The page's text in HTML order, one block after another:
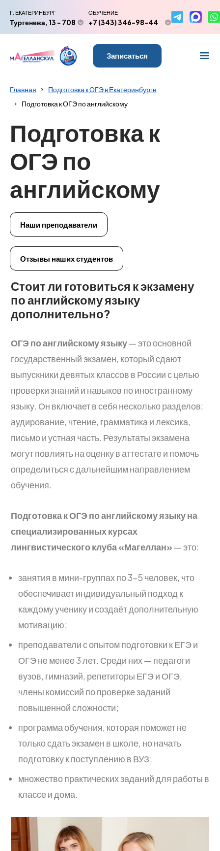
Г. ЕКАТЕРИНБУРГ
Тургенева, 13 - 708
ОБУЧЕНИЕ
+7 (343) 346-98-44
Записаться
Главная
Подготовка к ОГЭ в Екатеринбурге
Подготовка к ОГЭ по английскому
Подготовка к
ОГЭ по
английскому
Наши преподаватели
Отзывы наших студентов
Стоит ли готовиться к экзамену
по английскому языку
дополнительно?
ОГЭ по английскому языку— это основной
государственный экзамен, который сдают
выпускники девятых классов в России с целью
проверки знаний и навыков по иностранному
языку. Он включает в себя несколько разделов:
аудирование, чтение, грамматика и лексика,
письмо и устная часть. Результаты экзамена
могут повлиять на оценку в аттестате и помочь
определиться с дальнейшим направлением
обучения.
Подготовка к ОГЭ по английскому языкуна
специализированных курсах
лингвистического клуба «Магеллан» — это:
занятия в мини-группах по 3–5 человек, что
обеспечивает индивидуальный подход к
каждому ученику и создаёт дополнительную
мотивацию;
преподаватели с опытом подготовки к ЕГЭ и
ОГЭ не менее 3 лет. Среди них — педагоги
вузов, гимназий, репетиторы ЕГЭ и ОГЭ,
члены комиссий по проверке заданий
повышенной сложности;
программа обучения, которая поможет не
только сдать экзамен в школе, но начать
подготовку к поступлению в ВУЗ;
множество практических заданий для работы в
классе и дома.